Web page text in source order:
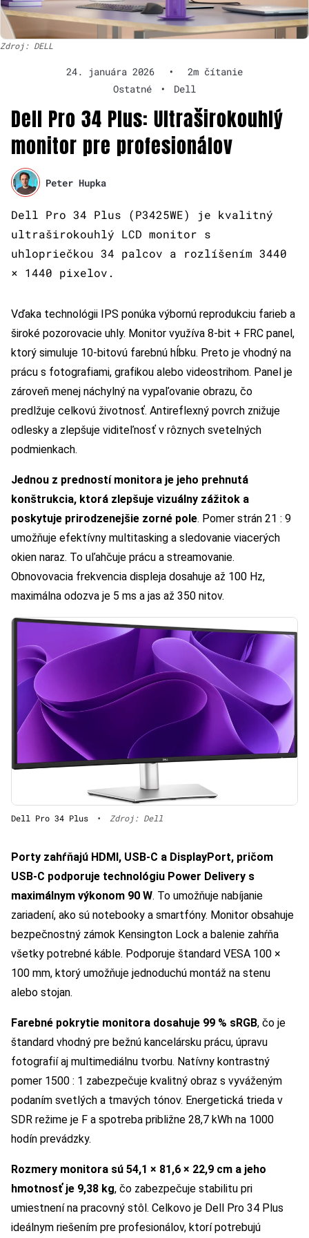
Zdroj: DELL
24. januára 2026 •
2m čítanie
Ostatné
• Dell
Dell Pro 34 Plus: Ultraširokouhlý
monitor pre profesionálov
Peter Hupka
Dell Pro 34 Plus (P3425WE) je kvalitný
ultraširokouhlý LCD monitor s
uhlopriečkou 34 palcov a rozlíšením 3440
× 1440 pixelov.
Vďaka technológii IPS ponúka výbornú reprodukciu farieb a
široké pozorovacie uhly. Monitor využíva 8-bit + FRC panel,
ktorý simuluje 10-bitovú farebnú hĺbku. Preto je vhodný na
prácu s fotografiami, grafikou alebo videostrihom. Panel je
zároveň menej náchylný na vypaľovanie obrazu, čo
predlžuje celkovú životnosť. Antireflexný povrch znižuje
odlesky a zlepšuje viditeľnosť v rôznych svetelných
podmienkach.
Jednou z predností monitora je jeho prehnutá
konštrukcia, ktorá zlepšuje vizuálny zážitok a
poskytuje prirodzenejšie zorné pole. Pomer strán 21 : 9
umožňuje efektívny multitasking a sledovanie viacerých
okien naraz. To uľahčuje prácu a streamovanie.
Obnovovacia frekvencia displeja dosahuje až 100 Hz,
maximálna odozva je 5 ms a jas až 350 nitov.
Dell Pro 34 Plus • Zdroj: Dell
Porty zahŕňajú HDMI, USB-C a DisplayPort, pričom
USB-C podporuje technológiu Power Delivery s
maximálnym výkonom 90 W. To umožňuje nabíjanie
zariadení, ako sú notebooky a smartfóny. Monitor obsahuje
bezpečnostný zámok Kensington Lock a balenie zahŕňa
všetky potrebné káble. Podporuje štandard VESA 100 ×
100 mm, ktorý umožňuje jednoduchú montáž na stenu
alebo stojan.
Farebné pokrytie monitora dosahuje 99 % sRGB, čo je
štandard vhodný pre bežnú kancelársku prácu, úpravu
fotografií aj multimediálnu tvorbu. Natívny kontrastný
pomer 1500 : 1 zabezpečuje kvalitný obraz s vyváženým
podaním svetlých a tmavých tónov. Energetická trieda v
SDR režime je F a spotreba približne 28,7 kWh na 1000
hodín prevádzky.
Rozmery monitora sú 54,1 × 81,6 × 22,9 cm a jeho
hmotnosť je 9,38 kg, čo zabezpečuje stabilitu pri
umiestnení na pracovný stôl. Celkovo je Dell Pro 34 Plus
ideálnym riešením pre profesionálov, ktorí potrebujú